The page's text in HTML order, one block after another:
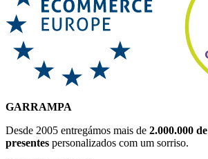
GARRAMPA
Desde 2005 entregámos mais de 2.000.000 de
presentes personalizados com um sorriso.